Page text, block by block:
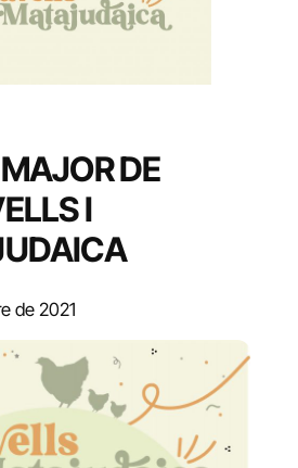
DE
I
de 2021